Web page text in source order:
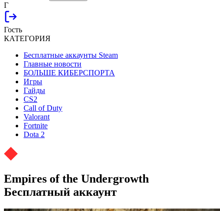
Г
Гость
КАТЕГОРИЯ
Бесплатные аккаунты Steam
Главные новости
БОЛЬШЕ КИБЕРСПОРТА
Игры
Гайды
CS2
Call of Duty
Valorant
Fortnite
Dota 2
Empires of the Undergrowth
Бесплатный аккаунт